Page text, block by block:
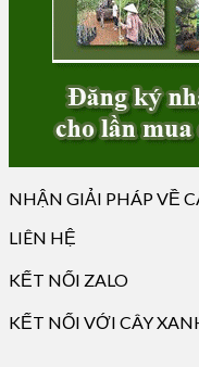
NHẬN GIẢI PHÁP VỀ
LIÊN HỆ
KẾT NỐI ZALO
KẾT NỐI VỚI CÂY